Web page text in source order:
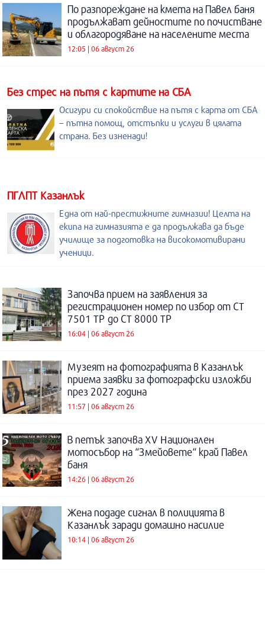
По разпореждане на кмета на Павел баня
продължават дейностите по почистване
и облагородяване на населените места
12:05 | 06 август 26
Без стрес на пътя с картите на СБА
Осигури си спокойствие на пътя с карта от СБА
– пътна помощ, отстъпки и услуги в цялата
страна. Без изненади!
ПГЛПТ Казанлък
Една от най-престижните гимназии! Целта на
екипа на гимназията е да продължава да бъде
училище за подготовка на високомотивирани
ученици.
Започва прием на заявления за
регистрационен номер по избор от СТ
7501 ТР до СТ 8000 ТР
16:04 | 06 август 26
Музеят на фотографията в Казанлък
приема заявки за фотографски изложби
през 2027 година
11:57 | 06 август 26
В петък започва XV Национален
мотосъбор на “Змейовете“ край Павел
баня
14:26 | 06 август 26
Жена подаде сигнал в полицията в
Казанлък заради домашно насилие
10:14 | 06 август 26